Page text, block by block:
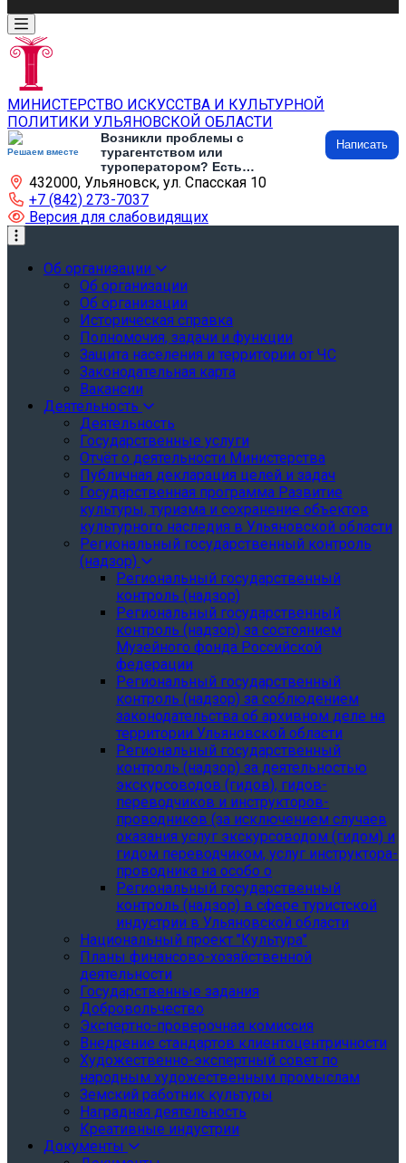
МИНИСТЕРСТВО ИСКУССТВА И КУЛЬТУРНОЙ
ПОЛИТИКИ УЛЬЯНОВСКОЙ ОБЛАСТИ
Решаем вместе
Возникли проблемы с
турагентством или
туроператором? Есть
предложения по развитию
туризма и туристической
инфраструктуры? Напишите об
этом
Написать
432000, Ульяновск, ул. Спасская 10
+7 (842) 273-7037
Версия для слабовидящих
Об организации
Об организации
Об организации
Историческая справка
Полномочия, задачи и функции
Защита населения и территории от ЧС
Законодательная карта
Вакансии
Деятельность
Деятельность
Государственные услуги
Отчёт о деятельности Министерства
Публичная декларация целей и задач
Государственная программа Развитие
культуры, туризма и сохранение объектов
культурного наследия в Ульяновской области
Региональный государственный контроль
(надзор)
Региональный государственный
контроль (надзор)
Региональный государственный
контроль (надзор) за состоянием
Музейного фонда Российской
федерации
Региональный государственный
контроль (надзор) за соблюдением
законодательства об архивном деле на
территории Ульяновской области
Региональный государственный
контроль (надзор) за деятельностью
экскурсоводов (гидов), гидов-
переводчиков и инструкторов-
проводников (за исключением случаев
оказания услуг экскурсоводом (гидом) и
гидом переводчиком, услуг инструктора-
проводника на особо о
Региональный государственный
контроль (надзор) в сфере туристской
индустрии в Ульяновской области
Национальный проект "Культура"
Планы финансово-хозяйственной
деятельности
Государственные задания
Добровольчество
Экспертно-проверочная комиссия
Внедрение стандартов клиентоцентричности
Художественно-экспертный совет по
народным художественным промыслам
Земский работник культуры
Наградная деятельность
Креативные индустрии
Документы